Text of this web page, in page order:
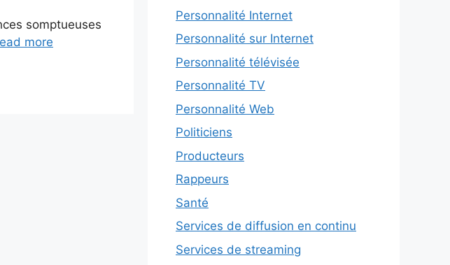
somptueuses
more
Personnalité Internet
Personnalité sur Internet
Personnalité télévisée
Personnalité TV
Personnalité Web
Politiciens
Producteurs
Rappeurs
Santé
Services de diffusion en continu
Services de streaming